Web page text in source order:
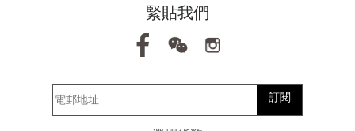
緊貼我們
訂閱